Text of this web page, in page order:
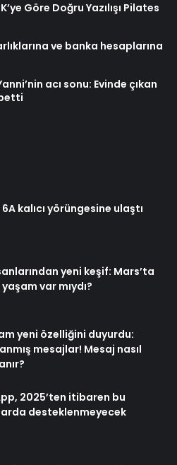
Göre Doğru Yazılışı Pilates
ve banka hesaplarına
acı sonu: Evinde çıkan
kalıcı yörüngesine ulaştı
yeni keşif: Mars’ta
var mıydı?
yeni özelliğini duyurdu:
mesajlar! Mesaj nasıl
2025’ten itibaren bu
desteklenmeyecek